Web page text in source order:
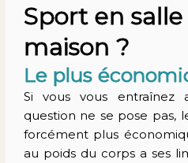
Sport en
maison ?
Le plus
Si vous vous
question ne se pose pas,
forcément plus
au poids du corps a ses